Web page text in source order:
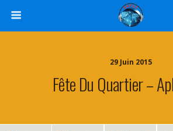
29 Juin 2015
Fête Du Quartier –